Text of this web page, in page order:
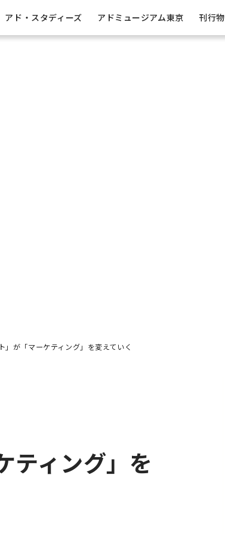
開示情報 財団のあゆみ 吉田秀雄について
秀雄国際学術賞 出版助成 事業助成
アド・スタディーズ
ド・スタディーズ バックナンバー
アドミュージアム東京 刊行物
」が「マーケティング」を変えていく
ティング」を